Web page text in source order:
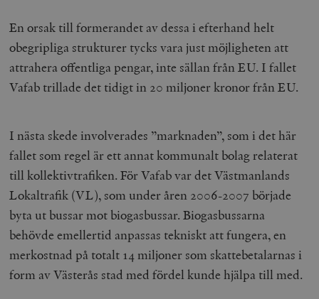
En orsak till formerandet av dessa i efterhand helt
obegripliga strukturer tycks vara just möjligheten att
attrahera offentliga pengar, inte sällan från EU. I fallet
Vafab trillade det tidigt in 20 miljoner kronor från EU.
I nästa skede involverades ”marknaden”, som i det här
fallet som regel är ett annat kommunalt bolag relaterat
till kollektivtrafiken. För Vafab var det Västmanlands
Lokaltrafik (VL), som under åren 2006-2007 började
byta ut bussar mot biogasbussar. Biogasbussarna
behövde emellertid anpassas tekniskt att fungera, en
merkostnad på totalt 14 miljoner som skattebetalarnas i
form av Västerås stad med fördel kunde hjälpa till med.